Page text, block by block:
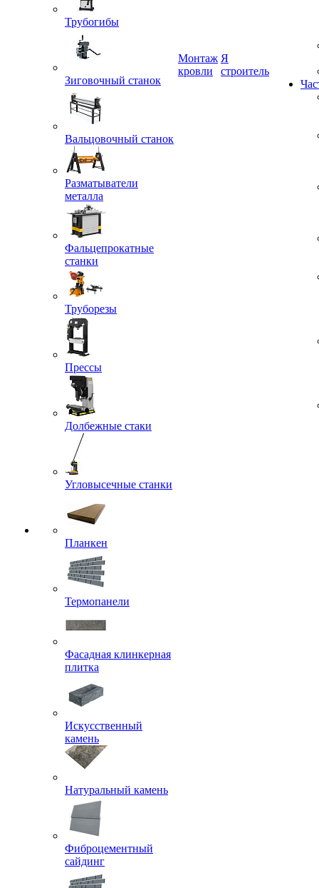
Трубогибы
Зиговочный станок
Вальцовочный станок
Разматыватели
металла
Фальцепрокатные
станки
Труборезы
Прессы
Долбежные стаки
Угловысечные станки
Планкен
Термопанели
Фасадная клинкерная
плитка
Искусственный
камень
Натуральный камень
Фиброцементный
сайдинг
Монтаж
Я